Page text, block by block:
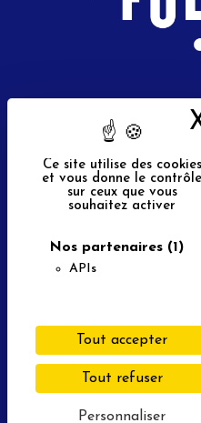
Ce site utilise des cookies
et vous donne le contrôle
sur ceux que vous
souhaitez activer
Nos partenaires (1)
APIs
Tout accepter
Tout refuser
Personnaliser
POLITIQUE DE
COOKIES|
©2023 LES PETITES